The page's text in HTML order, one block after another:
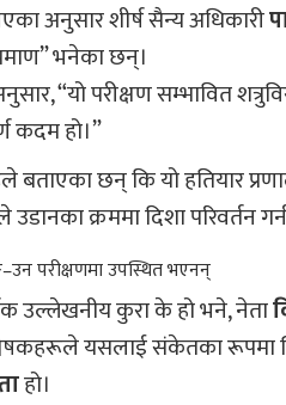
अनुसार शीर्ष सैन्य अधिकारी
भनेका छन्।
“यो परीक्षण सम्भावित
कदम हो।”
बताएका छन् कि यो हतियार
उडानका क्रममा दिशा
परीक्षणमा उपस्थित भएनन्
उल्लेखनीय कुरा के हो भने, नेता
यसलाई संकेतका रूपमा
हो।